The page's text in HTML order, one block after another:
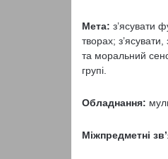
Мета: з’ясувати
творах;
та моральний
групі.
Обладнання:
Міжпредметні зв’